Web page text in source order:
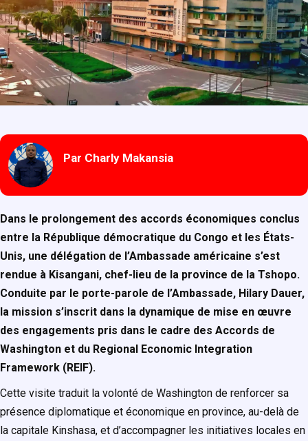
Par Charly Makansia
Dans le prolongement des accords économiques conclus
entre la République démocratique du Congo et les États-
Unis, une délégation de l’Ambassade américaine s’est
rendue à Kisangani, chef-lieu de la province de la Tshopo.
Conduite par le porte-parole de l’Ambassade, Hilary Dauer,
la mission s’inscrit dans la dynamique de mise en œuvre
des engagements pris dans le cadre des Accords de
Washington et du Regional Economic Integration
Framework (REIF).
Cette visite traduit la volonté de Washington de renforcer sa
présence diplomatique et économique en province, au-delà de
la capitale Kinshasa, et d’accompagner les initiatives locales en